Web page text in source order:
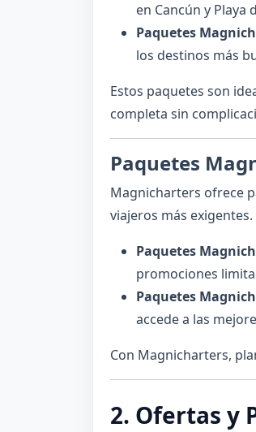
en Cancún y Playa
Paquetes
los destinos más
Estos paquetes son
completa sin
Paquetes
Magnicharters ofrece
viajeros más
Paquetes
promociones
Paquetes
accede a las
Con Magnicharters,
2. Ofertas y